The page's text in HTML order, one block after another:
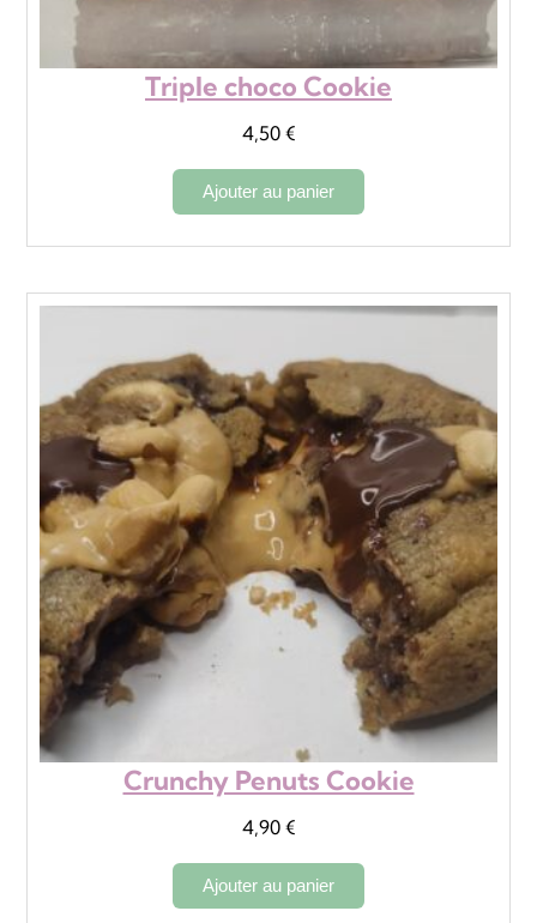
Triple choco Cookie
4,50 €
Ajouter au panier
Crunchy Penuts Cookie
4,90 €
Ajouter au panier